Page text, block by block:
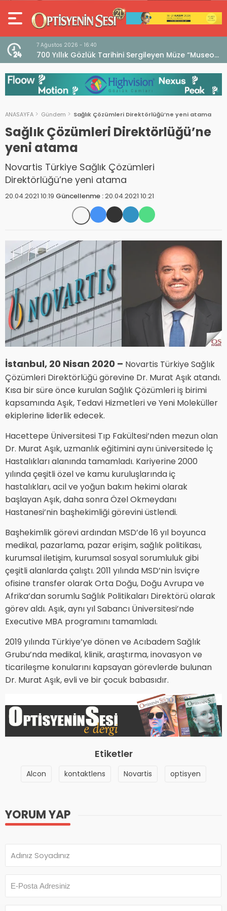
7 Ağustos 2026 - 16:40
700 Yıllık Gözlük Tarihini Sergileyen Müze “Museo
dell’Occhiale”
ANASAYFA Gündem Sağlık Çözümleri Direktörlüğü’ne yeni atama
Sağlık Çözümleri Direktörlüğü’ne
yeni atama
Novartis Türkiye Sağlık Çözümleri
Direktörlüğü’ne yeni atama
20.04.2021 10:19 Güncellenme :20.04.2021 10:21
İstanbul, 20 Nisan 2020 – Novartis Türkiye Sağlık
Çözümleri Direktörlüğü görevine Dr. Murat Aşık atandı.
Kısa bir süre önce kurulan Sağlık Çözümleri iş birimi
kapsamında Aşık, Tedavi Hizmetleri ve Yeni Moleküller
ekiplerine liderlik edecek.
Hacettepe Üniversitesi Tıp Fakültesi’nden mezun olan
Dr. Murat Aşık, uzmanlık eğitimini aynı üniversitede İç
Hastalıkları alanında tamamladı. Kariyerine 2000
yılında çeşitli özel ve kamu kuruluşlarında iç
hastalıkları, acil ve yoğun bakım hekimi olarak
başlayan Aşık, daha sonra Özel Okmeydanı
Hastanesi’nin başhekimliği görevini üstlendi.
Başhekimlik görevi ardından MSD’de 16 yıl boyunca
medikal, pazarlama, pazar erişim, sağlık politikası,
kurumsal iletişim, kurumsal sosyal sorumluluk gibi
çeşitli alanlarda çalıştı. 2011 yılında MSD’nin İsviçre
ofisine transfer olarak Orta Doğu, Doğu Avrupa ve
Afrika’dan sorumlu Sağlık Politikaları Direktörü olarak
görev aldı. Aşık, aynı yıl Sabancı Üniversitesi’nde
Executive MBA programını tamamladı.
2019 yılında Türkiye’ye dönen ve Acıbadem Sağlık
Grubu’nda medikal, klinik, araştırma, inovasyon ve
ticarileşme konularını kapsayan görevlerde bulunan
Dr. Murat Aşık, evli ve bir çocuk babasıdır.
Etiketler
Alcon kontaktlens Novartis optisyen
YORUM YAP